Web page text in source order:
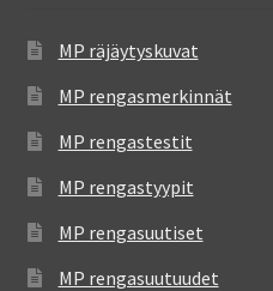
MP räjäytyskuvat
MP rengasmerkinnät
MP rengastestit
MP rengastyypit
MP rengasuutiset
MP rengasuutuudet